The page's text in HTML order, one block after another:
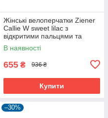
Жінські велоперчатки Ziener
Callie W sweet lilac з
відкритими пальцями та
дихаючою шкірою Amara
В наявності
655 ₴ 936 ₴
Купити
–30%